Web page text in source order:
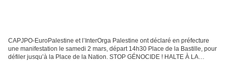
CAPJPO-EuroPalestine et l’InterOrga Palestine ont déclaré en préfecture
une manifestation le samedi 2 mars, départ 14h30 Place de la Bastille, pour
défiler jusqu’à la Place de la Nation. STOP GÉNOCIDE ! HALTE À LA